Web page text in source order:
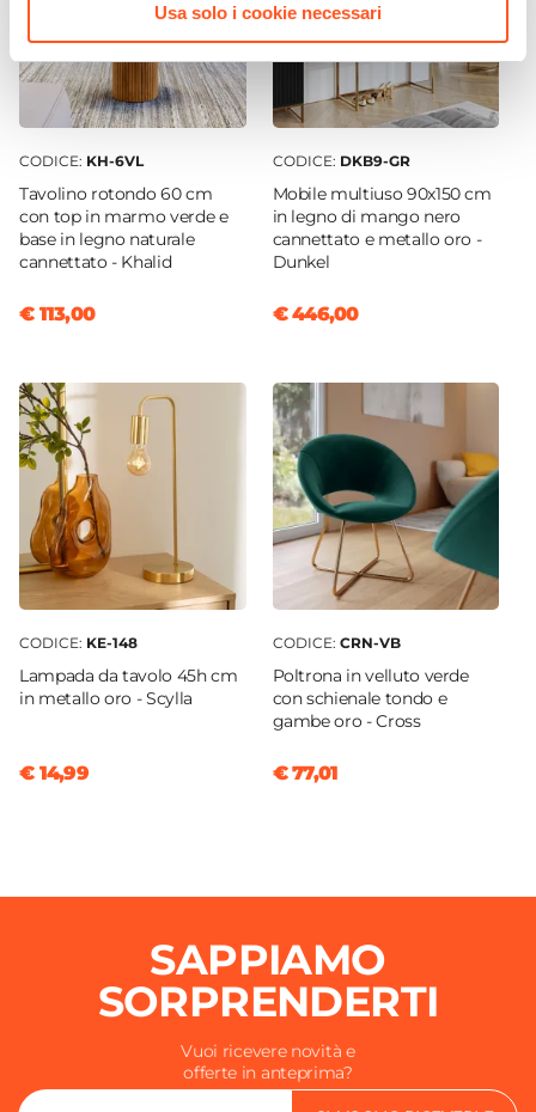
Usa solo i cookie necessari
Portata (Kg)
120 kg
Braccioli
Si
Densità Imbottitura
26 kg/m³
No
CODICE: KH-6VL
Tavolino rotondo 60 cm
con top in marmo verde e
base in legno naturale
cannettato - Khalid
€ 113,00
CODICE: DKB9-GR
Mobile multiuso 90x150 cm
in legno di mango nero
cannettato e metallo oro -
Dunkel
€ 446,00
CODICE: KE-148
Lampada da tavolo 45h cm
in metallo oro - Scylla
€ 14,99
CODICE: CRN-VB
Poltrona in velluto verde
con schienale tondo e
gambe oro - Cross
€ 77,01
SAPPIAMO
SORPRENDERTI
Vuoi ricevere novità e
offerte in anteprima?